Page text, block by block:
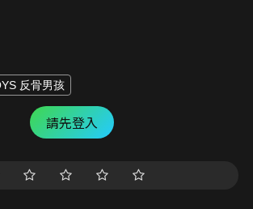
反骨男孩
請先登入